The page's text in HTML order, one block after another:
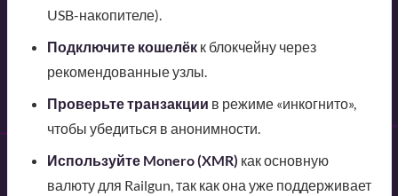
USB-накопителе).
Подключите кошелёкк блокчейну через
рекомендованные узлы.
Проверьте транзакции в режиме «инкогнито»,
чтобы убедиться в анонимности.
Используйте Monero (XMR) как основную
валюту для Railgun, так как она уже поддерживает